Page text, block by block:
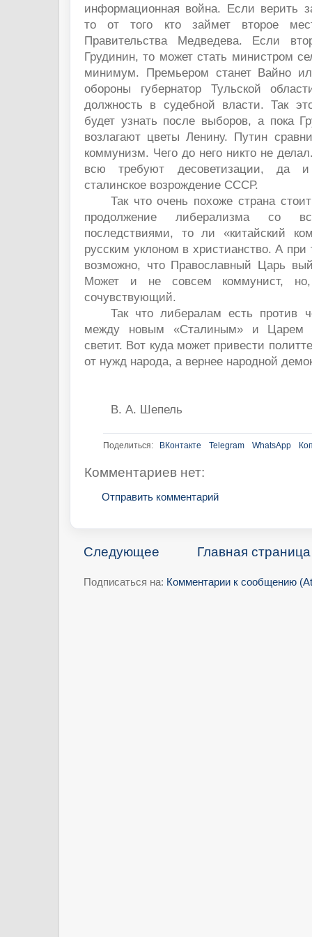
информационная война. Если верить
то от того кто займет второе
Правительства Медведева. Если
Грудинин, то может стать министром
минимум. Премьером станет Вайно
обороны губернатор Тульской
должность в судебной власти. Так
будет узнать после выборов, а пока
возлагают цветы Ленину. Путин
коммунизм. Чего до него никто не
всю требуют десоветизации, да
сталинское возрождение СССР.
Так что очень похоже страна
продолжение либерализма со
последствиями, то ли «китайский
русским уклоном в христианство. А при
возможно, что Православный Царь
Может и не совсем коммунист,
сочувствующий.
Так что либералам есть против
между новым «Сталиным» и Царем
светит. Вот куда может привести
от нужд народа, а вернее народной
В. А. Шепель
Поделиться: ВКонтакте Telegram WhatsApp
Комментариев нет:
Отправить комментарий
Следующее Главная страница
Подписаться на: Комментарии к сообщению